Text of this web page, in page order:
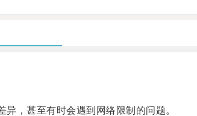
，甚至有时会遇到网络限制的问题。